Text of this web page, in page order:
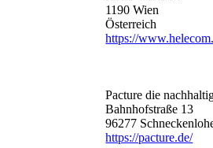
1190 Wien
Österreich
https://
Pacture die
Bahnhofstraße 13
96277
https://pacture.de/